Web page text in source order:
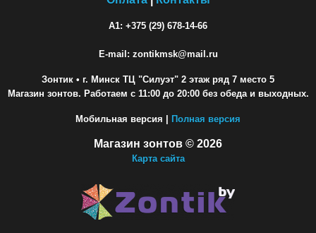
A1: +375 (29) 678-14-66
E-mail: zontikmsk@mail.ru
Зонтик • г. Минск ТЦ "Силуэт" 2 этаж ряд 7 место 5
Магазин зонтов. Работаем с 11:00 до 20:00 без обеда и выходных.
Мобильная версия | Полная версия
Магазин зонтов © 2026
Карта сайта